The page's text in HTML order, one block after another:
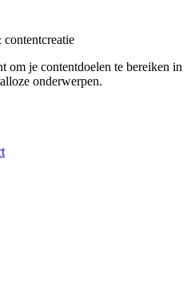
om je contentdoelen te bereiken in
onderwerpen.